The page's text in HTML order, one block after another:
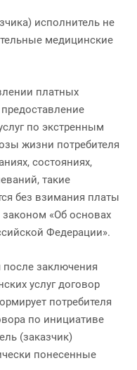
исполнитель не
медицинские
платных
по экстренным
жизни потребителя
состояниях,
такие
без взимания платы
«Об основах
Федерации».
после заключения
услуг договор
потребителя
по инициативе
(заказчик)
понесенные